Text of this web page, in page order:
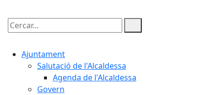
Cercar:
Ajuntament
Salutació de l'Alcaldessa
Agenda de l'Alcaldessa
Govern